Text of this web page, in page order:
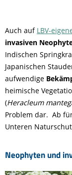
Neophyten und
Auch auf LBV-
invasiven
Indischen
Japanischen
aufwendige
heimische
(Heracleum
Problem dar. Ab
Unteren